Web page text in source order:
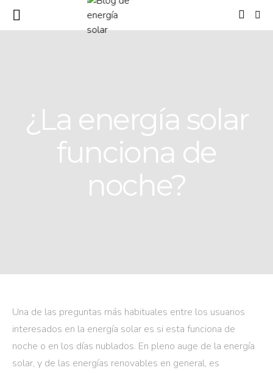
¿La energía solar
funciona de
noche?
Una de las preguntas más habituales entre los usuarios
interesados en la energía solar es si esta funciona de
noche o en los días nublados. En pleno auge de la energía
solar, y de las energías renovables en general, es